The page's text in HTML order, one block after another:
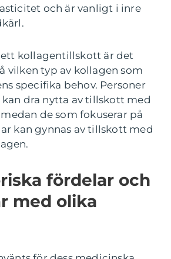
och är vanligt i inre
ett kollagentillskott är det
vilken typ av kollagen som
specifika behov. Personer
dra nytta av tillskott med
de som fokuserar på
kan gynnas av tillskott med
fördelar och
med olika